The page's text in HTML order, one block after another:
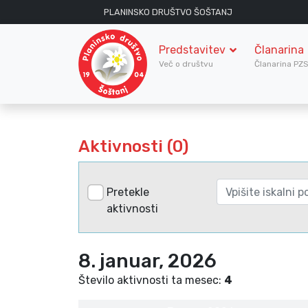
PLANINSKO DRUŠTVO ŠOŠTANJ
Predstavitev
Več o društvu
Članarina
Članarina PZS
Aktivnosti (0)
Pretekle
aktivnosti
8. januar, 2026
Število aktivnosti ta mesec: 4